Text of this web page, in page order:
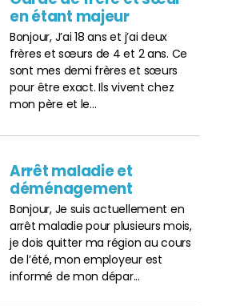
en étant majeur
Bonjour, J’ai 18 ans et j’ai deux
frères et sœurs de 4 et 2 ans. Ce
sont mes demi frères et sœurs
pour être exact. Ils vivent chez
mon père et le...
Arrêt maladie et
déménagement
Bonjour, Je suis actuellement en
arrêt maladie pour plusieurs mois,
je dois quitter ma région au cours
de l’été, mon employeur est
informé de mon dépar...